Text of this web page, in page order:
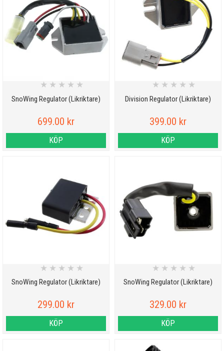
SnoWing Regulator (Likriktare)
★ ★ ★ ★ ★
699.00 kr
KÖP
Division Regulator (Likriktare)
★ ★ ★ ★ ★
399.00 kr
KÖP
SnoWing Regulator (Likriktare)
★ ★ ★ ★ ★
299.00 kr
KÖP
SnoWing Regulator (Likriktare)
★ ★ ★ ★ ★
329.00 kr
KÖP